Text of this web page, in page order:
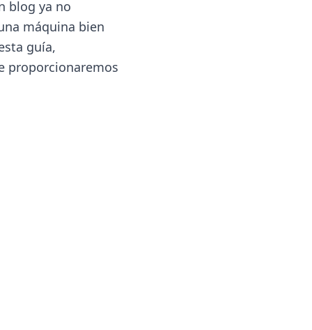
blog ya no
máquina bien
guía,
proporcionaremos